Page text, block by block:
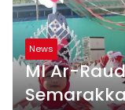
News
MI Ar-